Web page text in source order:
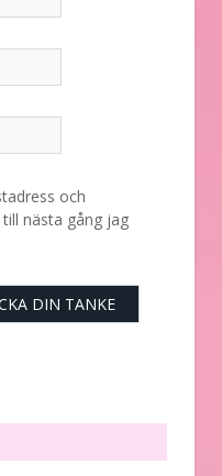
och
nästa gång jag